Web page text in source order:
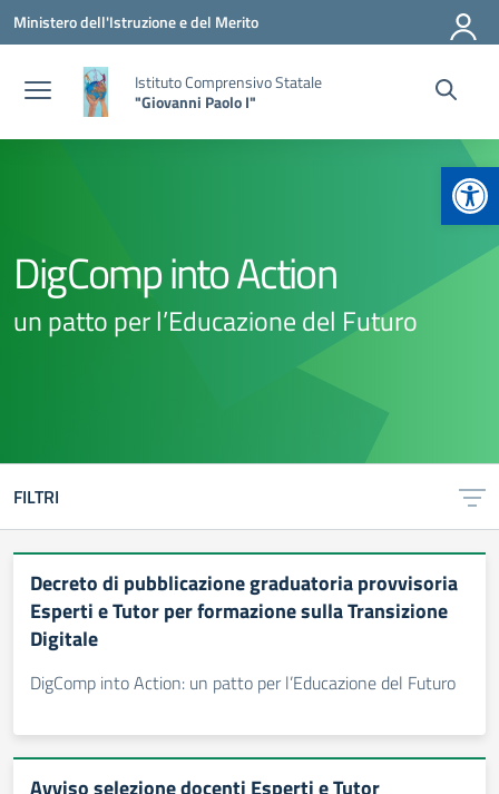
Vai ai contenuti
Vai al menu di navigazione
Vai al footer
Ministero dell'Istruzione e del Merito
Istituto Comprensivo Statale
"Giovanni Paolo I"
DigComp into Action
un patto per l’Educazione del Futuro
FILTRI
Decreto di pubblicazione graduatoria provvisoria
Esperti e Tutor per formazione sulla Transizione
Digitale
DigComp into Action: un patto per l’Educazione del Futuro
Avviso selezione docenti Esperti e Tutor